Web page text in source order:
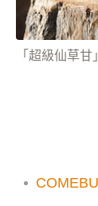
「超級仙草